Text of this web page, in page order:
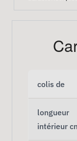
colis de
longueur
intérieur